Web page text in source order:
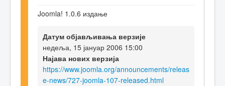
Joomla! 1.0.6 издање
Датум објављивања верзије
недеља, 15 јануар 2006 15:00
Најава нових верзија
https://www.joomla.org/announcements/releas
e-news/727-joomla-107-released.html